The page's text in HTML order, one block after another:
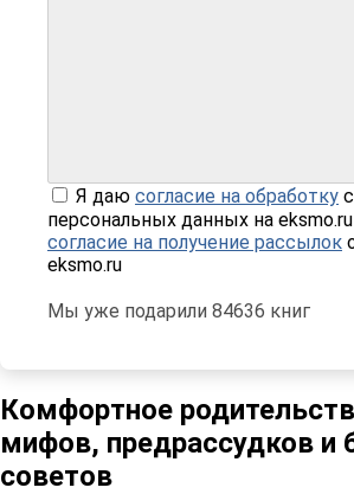
Я даю согласие на обработку
персональных данных на eksmo.ru
согласие на получение рассылок
eksmo.ru
Мы уже подарили 84636 книг
Комфортное
мифов, предрассудков и
советов